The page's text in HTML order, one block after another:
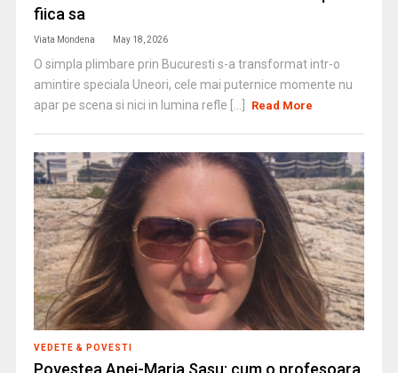
fiica sa
Viata Mondena May 18, 2026
O simpla plimbare prin Bucuresti s-a transformat intr-o
amintire speciala Uneori, cele mai puternice momente nu
apar pe scena si nici in lumina refle [...]
Read More
VEDETE & POVESTI
Povestea Anei-Maria Sasu: cum o profesoara